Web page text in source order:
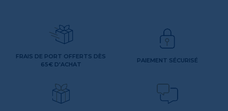
FRAIS DE PORT OFFERTS DÈS
65€ D'ACHAT
PAIEMENT SÉCURISÉ